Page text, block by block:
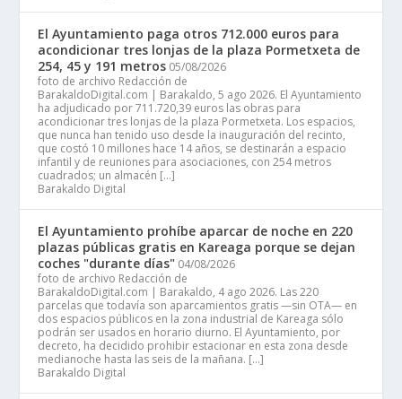
El Ayuntamiento paga otros 712.000 euros para
acondicionar tres lonjas de la plaza Pormetxeta de
254, 45 y 191 metros 05/08/2026
foto de archivo Redacción de
BarakaldoDigital.com | Barakaldo, 5 ago 2026. El Ayuntamiento
ha adjudicado por 711.720,39 euros las obras para
acondicionar tres lonjas de la plaza Pormetxeta. Los espacios,
que nunca han tenido uso desde la inauguración del recinto,
que costó 10 millones hace 14 años, se destinarán a espacio
infantil y de reuniones para asociaciones, con 254 metros
cuadrados; un almacén […]
Barakaldo Digital
El Ayuntamiento prohíbe aparcar de noche en 220
plazas públicas gratis en Kareaga porque se dejan
coches "durante días" 04/08/2026
foto de archivo Redacción de
BarakaldoDigital.com | Barakaldo, 4 ago 2026. Las 220
parcelas que todavía son aparcamientos gratis —sin OTA— en
dos espacios públicos en la zona industrial de Kareaga sólo
podrán ser usados en horario diurno. El Ayuntamiento, por
decreto, ha decidido prohibir estacionar en esta zona desde
medianoche hasta las seis de la mañana. […]
Barakaldo Digital